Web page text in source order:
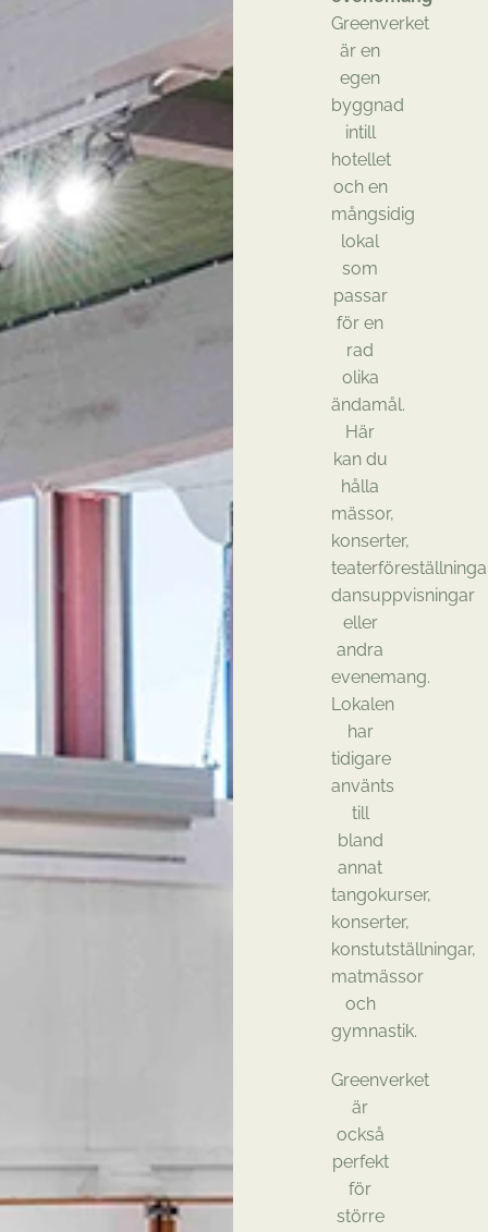
Greenverket
är en
egen
byggnad
intill
hotellet
och en
mångsidig
lokal
som
passar
för en
rad
olika
ändamål.
Här
kan du
hålla
mässor,
konserter,
dansuppvisningar
eller
andra
evenemang.
Lokalen
har
tidigare
använts
till
bland
annat
tangokurser,
konserter,
konstutställningar,
matmässor
och
gymnastik.
Greenverket
är
också
perfekt
för
större